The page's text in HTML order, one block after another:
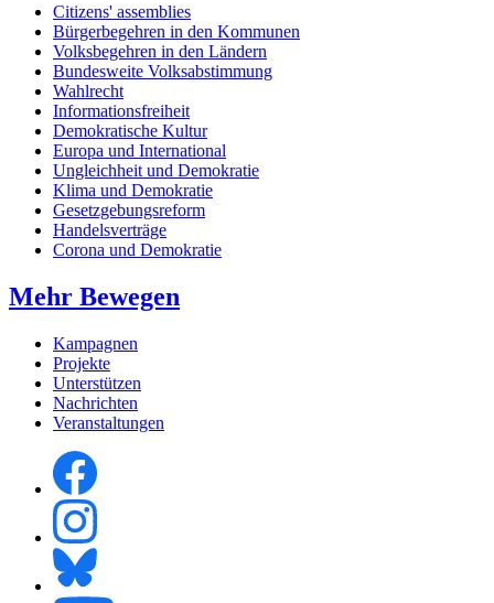
Citizens' assemblies
Bürgerbegehren in den Kommunen
Volksbegehren in den Ländern
Bundesweite Volksabstimmung
Wahlrecht
Informationsfreiheit
Demokratische Kultur
Europa und International
Ungleichheit und Demokratie
Klima und Demokratie
Gesetzgebungsreform
Handelsverträge
Corona und Demokratie
Mehr Bewegen
Kampagnen
Projekte
Unterstützen
Nachrichten
Veranstaltungen